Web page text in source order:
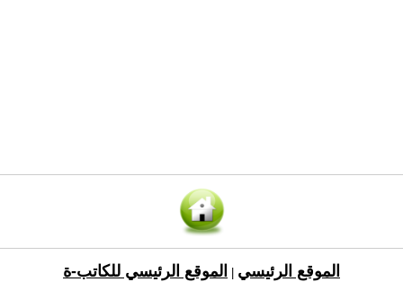
الموقع الرئيسي الموقع الرئيسي للكاتب-ة